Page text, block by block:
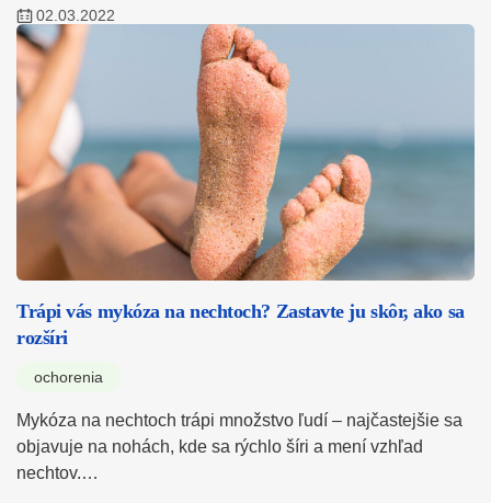
02.03.2022
Trápi vás mykóza na nechtoch? Zastavte ju skôr, ako sa
rozšíri
ochorenia
Mykóza na nechtoch trápi množstvo ľudí – najčastejšie sa
objavuje na nohách, kde sa rýchlo šíri a mení vzhľad
nechtov.…